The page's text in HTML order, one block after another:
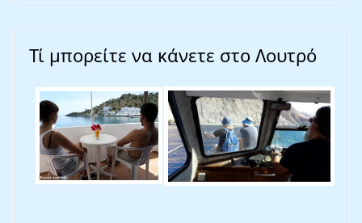
Τί μπορείτε να κάνετε στο Λουτρό